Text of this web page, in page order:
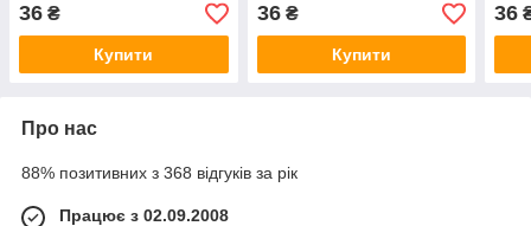
36 ₴
Купити
36₴
Купити
36
Про нас
88% позитивних з 368 відгуків за рік
Працює з 02.09.2008